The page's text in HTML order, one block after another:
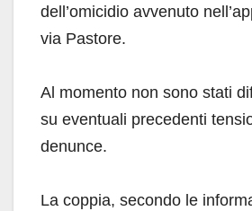
dell’omicidio avvenuto
via Pastore.
Al momento non sono stati
su eventuali precedenti
denunce.
La coppia, secondo le